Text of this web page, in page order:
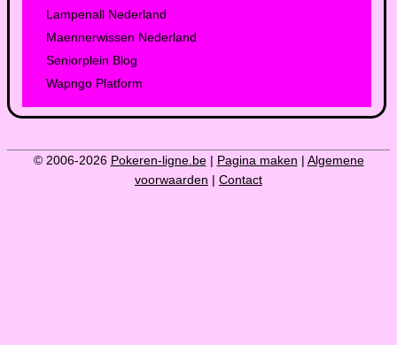
Lampenall Nederland
Maennerwissen Nederland
Seniorplein Blog
Wapngo Platform
© 2006-2026 Pokeren-ligne.be| Pagina maken | Algemene
voorwaarden | Contact